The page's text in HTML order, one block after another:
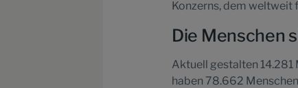
Konzerns, dem
Die Menschen
Aktuell gestalten 14.281
haben 78.662